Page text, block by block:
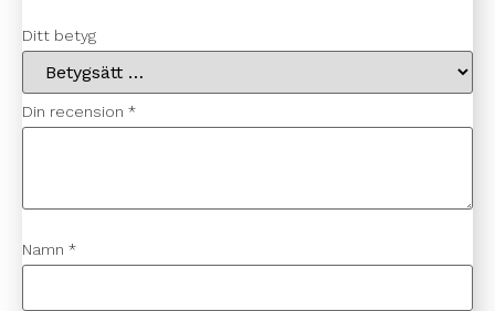
Ditt betyg
Din recension *
Namn *